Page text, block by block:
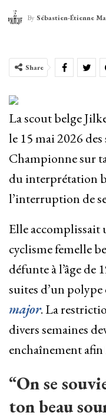
By Sébastien-Étienne
Share
La scout belge
le 15 mai 2026
Championne sur
du interprétation
l’interruption de
Elle accomplissait
cyclisme femelle
défunte à l’âge de
suites d’un
major. La
divers semaines
enchaînement
“On se
ton beau